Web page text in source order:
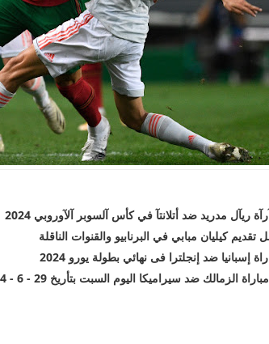
ريآل مدريد ضد أتلانتآ في كأس آلسوبر آلآوروبي 2024
كيليان مبابي في البرنابيو والقنوات الناقلة
إسبانيا ضد إنجلترا فى نهائي بطولة يورو 2024
الزمالك ضد سيراميكا اليوم السبت بتأريخ 29 - 6 - 2024 الدوري المصري